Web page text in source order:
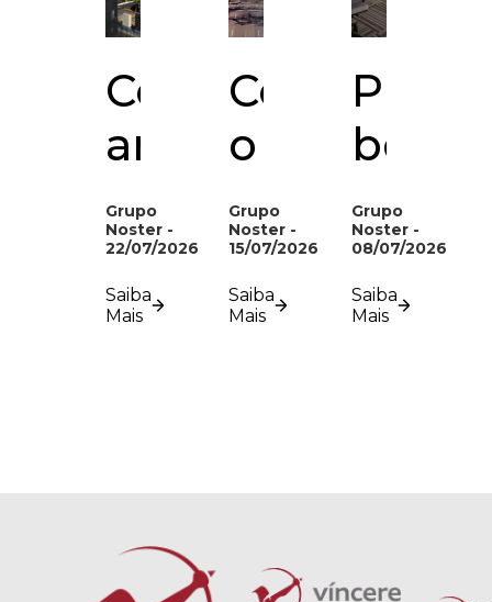
Como
analisar
o
potencial
de
antes
Grupo
Noster -
22/07/2026
Saiba
Mais
Como
o
turismo
impacta
o
Curitiba?
Grupo
Noster -
15/07/2026
Saiba
Mais
bem
por
que
hora
Grupo
Noster -
08/07/2026
Saiba
Mais